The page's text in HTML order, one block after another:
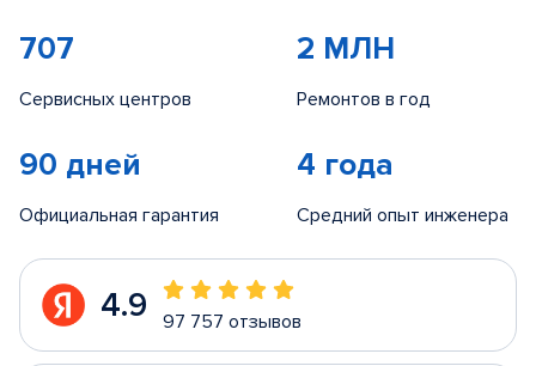
707
Сервисных центров
2 МЛН
Ремонтов в год
90 дней
Официальная гарантия
4 года
Средний опыт инженера
4.9 97 757 отзывов